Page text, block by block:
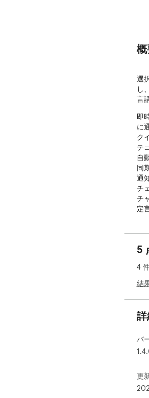
選
し
言
即
に
ク
テ
自
同
通
チ
チ
定
配
誠
手
設
ー
使
1)
ッ
3)
4)
5
4
結
バ
更